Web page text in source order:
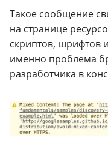
Такое сообщение
на странице
скриптов, шрифтов
именно проблема
разработчика в